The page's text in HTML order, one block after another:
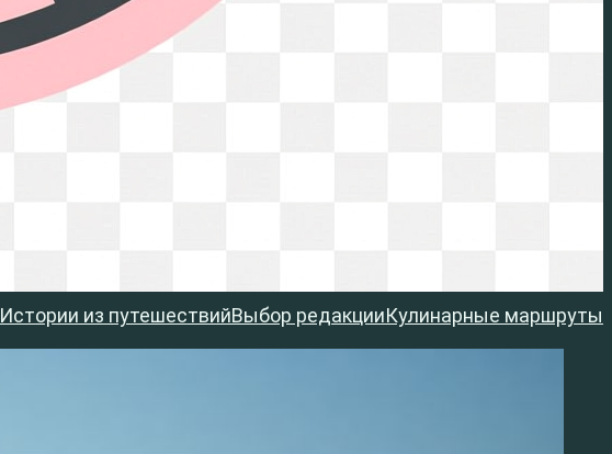
Истории из путешествийВыбор редакцииКулинарные маршруты